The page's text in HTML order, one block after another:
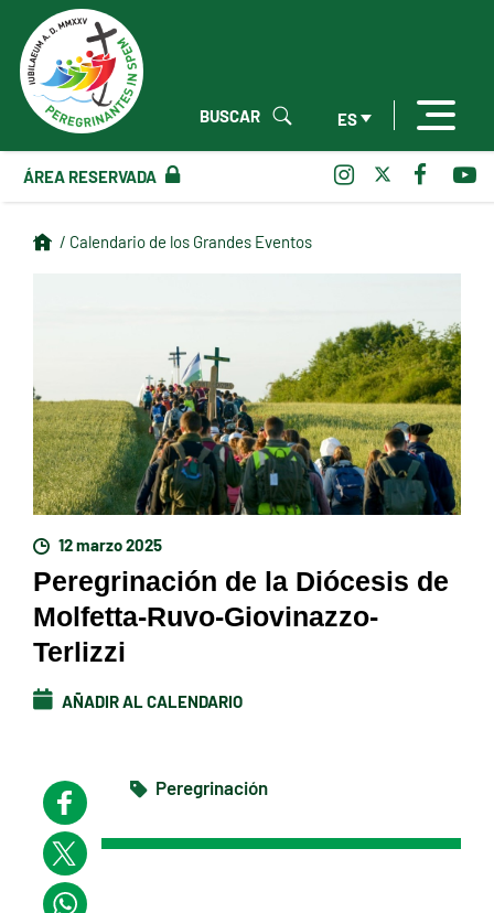
ES
BUSCAR
ÁREA RESERVADA
/ Calendario de los Grandes Eventos
12 marzo 2025
Peregrinación de la Diócesis de
Molfetta-Ruvo-Giovinazzo-
Terlizzi
AÑADIR AL CALENDARIO
Peregrinación